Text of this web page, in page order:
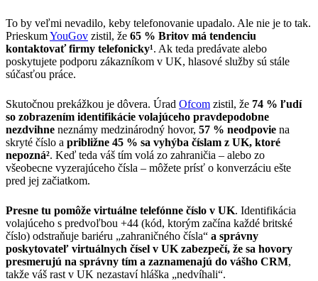
To by veľmi nevadilo, keby telefonovanie upadalo. Ale nie je to tak.
PrieskumYouGov zistil, že 65 % Britov má tendenciu
kontaktovať firmy telefonicky¹. Ak teda predávate alebo
poskytujete podporu zákazníkom v UK, hlasové služby sú stále
súčasťou práce.
Skutočnou prekážkou je dôvera. Úrad Ofcom zistil, že 74 % ľudí
so zobrazením identifikácie volajúceho pravdepodobne
nezdvihne neznámy medzinárodný hovor, 57 % neodpovie na
skryté číslo a približne 45 % sa vyhýba číslam z UK, ktoré
nepozná². Keď teda váš tím volá zo zahraničia – alebo zo
všeobecne vyzerajúceho čísla – môžete prísť o konverzáciu ešte
pred jej začiatkom.
Presne tu pomôže virtuálne telefónne číslo v UK. Identifikácia
volajúceho s predvoľbou +44 (kód, ktorým začína každé britské
číslo) odstraňuje bariéru „zahraničného čísla“ a správny
poskytovateľ virtuálnych čísel v UK zabezpečí, že sa hovory
presmerujú na správny tím a zaznamenajú do vášho CRM,
takže váš rast v UK nezastaví hláška „nedvíhali“.